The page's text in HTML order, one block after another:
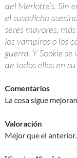
del Merlotte’s. Sin
el susodicho
seres mayores,
los vampiros o los
guerra. Y Sookie
de todos ellos en
Comentarios
La cosa sigue
Valoración
Mejor que el anterior.